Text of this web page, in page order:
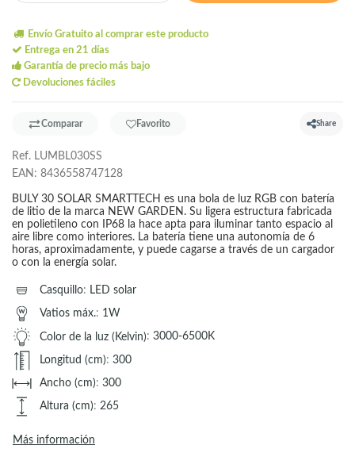
Envío Gratuito al comprar este producto
Entrega en 21 días
Garantía de precio más bajo
Devoluciones fáciles
Comparar Favorito Share
Ref. LUMBL030SS
EAN: 8436558747128
BULY 30 SOLAR SMARTTECH es una bola de luz RGB con batería
de litio de la marca NEW GARDEN. Su ligera estructura fabricada
en polietileno con IP68 la hace apta para iluminar tanto espacio al
aire libre como interiores. La batería tiene una autonomía de 6
horas, aproximadamente, y puede cagarse a través de un cargador
o con la energía solar.
Casquillo: LED solar
Vatios máx.: 1W
Color de la luz (Kelvin): 3000-6500K
Longitud (cm): 300
Ancho (cm): 300
Altura (cm): 265
Más información